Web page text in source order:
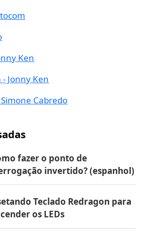
Ken
Jonny Ken
Cabredo
fazer o ponto de
invertido? (espanhol)
Teclado Redragon para
os LEDs